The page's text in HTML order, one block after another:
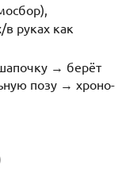
руках как
→ берёт
позу → хроно-